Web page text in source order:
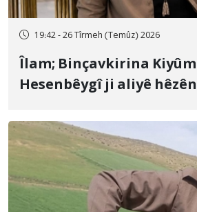
19:42 - 26 Tîrmeh (Temûz) 2026
Îlam; Binçavkirina
Hesenbêygî ji aliyê